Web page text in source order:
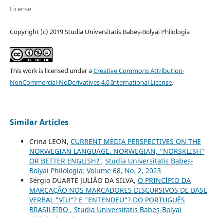
License
Copyright (c) 2019 Studia Universitatis Babeș-Bolyai Philologia
This work is licensed under aCreative Commons Attribution-
NonCommercial-NoDerivatives 4.0 International License.
Similar Articles
Crina LEON, CURRENT MEDIA PERSPECTIVES ON THE
NORWEGIAN LANGUAGE. NORWEGIAN, "NORSKLISH"
OR BETTER ENGLISH? , Studia Universitatis Babeș-
Bolyai Philologia: Volume 68, No. 2, 2023
Sérgio DUARTE JULIÃO DA SILVA, O PRINCÍPIO DA
MARCAÇÃO NOS MARCADORES DISCURSIVOS DE BASE
VERBAL "VIU"? E "ENTENDEU"? DO PORTUGUÊS
BRASILEIRO , Studia Universitatis Babeș-Bolyai